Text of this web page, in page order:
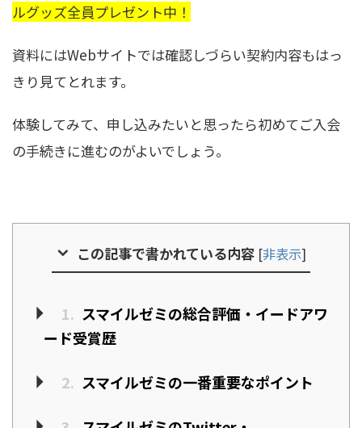
ルグッズ全員プレゼント中！
資料にはWebサイトでは確認しづらい契約内容もはっ
きり見てとれます。
体験してみて、申し込みたいと思ったら初めてご入会
の手続きに進むのがよいでしょう。
この記事で書かれている内容 [非表示]
1. スマイルゼミの総合評価・イードアワ
ード受賞歴
2. スマイルゼミの一番重要なポイント